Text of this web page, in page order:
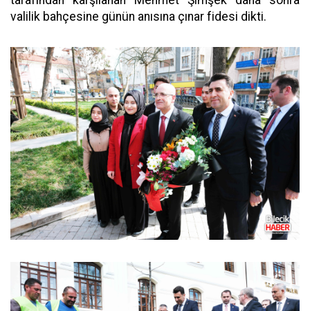
valilik bahçesine günün anısına çınar fidesi dikti.